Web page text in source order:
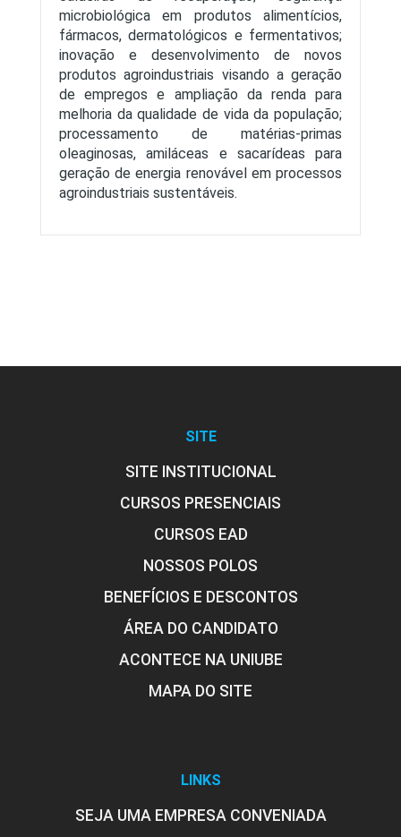
microbiológica em produtos alimentícios,
fármacos, dermatológicos e fermentativos;
inovação e desenvolvimento de novos
produtos agroindustriais visando a geração
de empregos e ampliação da renda para
melhoria da qualidade de vida da população;
processamento de matérias-primas
oleaginosas, amiláceas e sacarídeas para
geração de energia renovável em processos
agroindustriais sustentáveis.
SITE
SITE INSTITUCIONAL
CURSOS PRESENCIAIS
CURSOS EAD
NOSSOS POLOS
BENEFÍCIOS E DESCONTOS
ÁREA DO CANDIDATO
ACONTECE NA UNIUBE
MAPA DO SITE
LINKS
SEJA UMA EMPRESA CONVENIADA